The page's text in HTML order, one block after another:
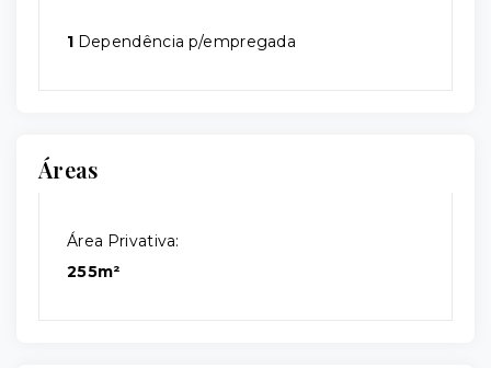
1 Dependência p/empregada
Áreas
Área Privativa:
255m²